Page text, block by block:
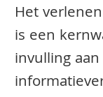
Het
is een
invulling